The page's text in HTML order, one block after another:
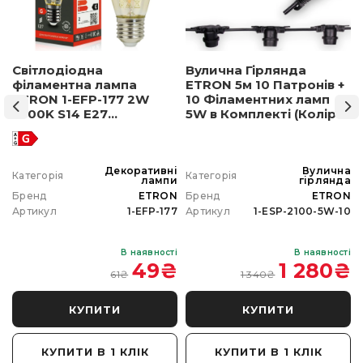
Світлодіодна
філаментна лампа
ETRON 1-EFP-177 2W
2500K S14 E27
позолочене скло
Категорія
Декоративні
лампи
Бренд
ETRON
Артикул
1-EFP-177
В наявності
61₴ 49₴
КУПИТИ
КУПИТИ В 1 КЛІК
Вулична Гірлянда
ETRON 5м 10 Патронів +
10 Філаментних ламп
5W в Комплекті (Колір
Категорія
Вулична
гірлянда
Бренд
ETRON
Артикул
1-ESP-2100-5W-10
В наявності
1 340₴ 1 280₴
КУПИТИ
КУПИТИ В 1 КЛІК